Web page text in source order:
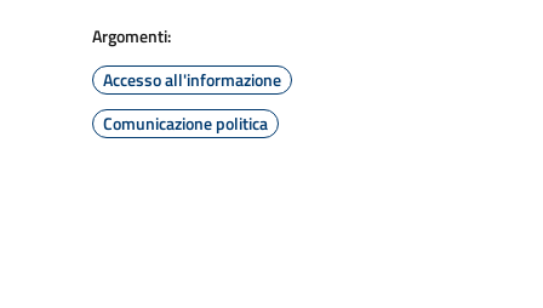
Argomenti:
Accesso all'informazione
Comunicazione politica